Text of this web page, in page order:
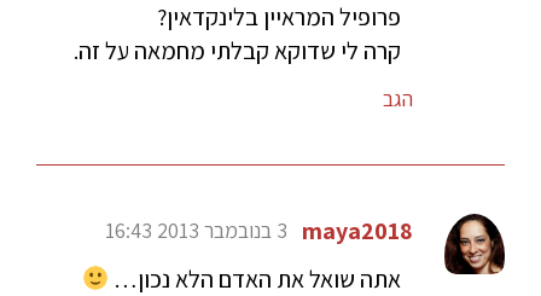
פרופיל המראיין בלינקדאין?
קרה לי שדוקא קבלתי מחמאה על זה.
הגב
maya2018 3 בנובמבר 2013 16:43
אתה שואל את האדם הלא נכון…